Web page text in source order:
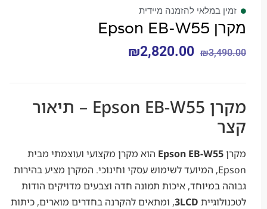
במלאי להזמנה מיידית
₪
₪2,820.00
מקרן Epson EB-W55 – תיאור
Epson EB-W55הוא מקרן מקצועי ועוצמתי מבית
Epson, המיועד לשימוש עסקי וחינוכי. המקרן מציע בהירות
במיוחד, איכות תמונה חדה וצבעים מדויקים הודות
3LCD, ומתאים להקרנה בחדרים מוארים, כיתות